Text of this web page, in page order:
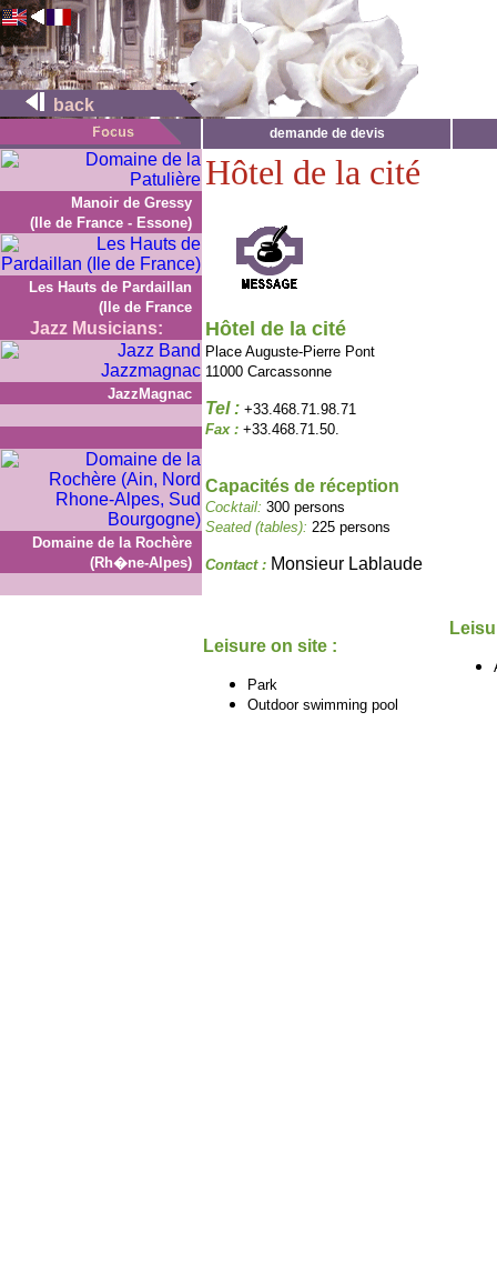
back
demande de devis
Manoir de Gressy
(Ile de France - Essone)
Les Hauts de Pardaillan
(Ile de France
Jazz Musicians:
JazzMagnac
Domaine de la Rochère
(Rh�ne-Alpes)
Hôtel de la cité
Hôtel de la cité
Place Auguste-Pierre Pont
11000 Carcassonne
Tel : +33.468.71.98.71
Fax : +33.468.71.50.
Capacités de réception
Cocktail: 300 persons
Seated (tables): 225 persons
Contact : Monsieur Lablaude
Leisure on site :
Park
Outdoor swimming pool